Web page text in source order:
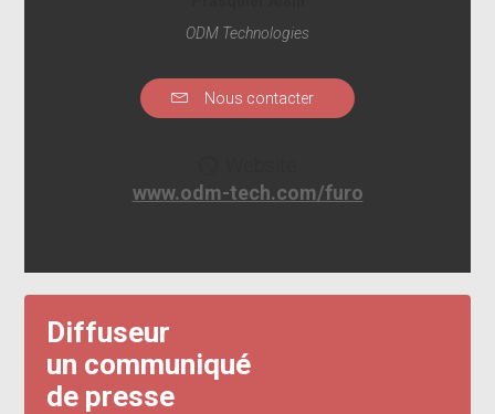
ODM Technologies
Nous contacter
www.odm-tech.com/furo
Diffuseur
un communiqué
de presse